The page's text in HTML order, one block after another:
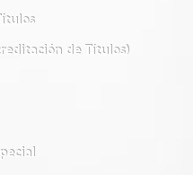
de Títulos)